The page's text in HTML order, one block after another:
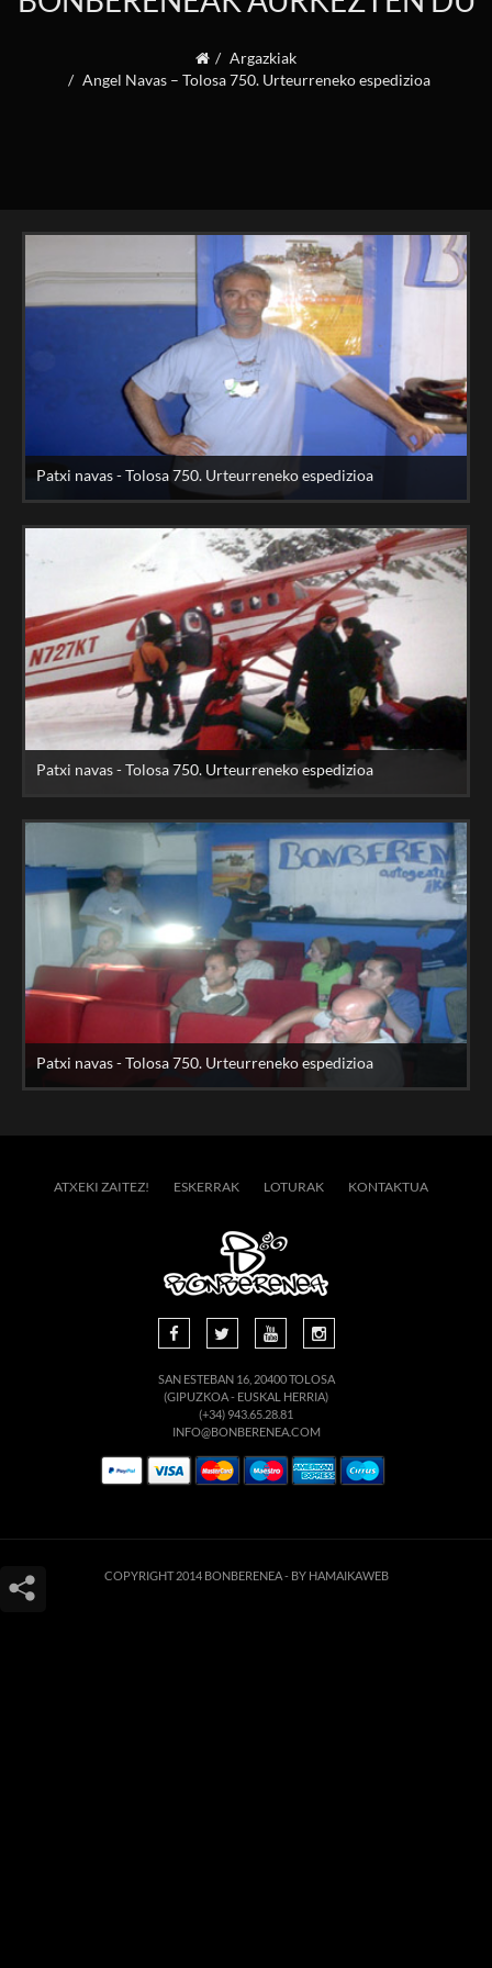
Argazkiak
Angel Navas – Tolosa 750. Urteurreneko espedizioa
Patxi navas - Tolosa 750. Urteurreneko espedizioa
Patxi navas - Tolosa 750. Urteurreneko espedizioa
Patxi navas - Tolosa 750. Urteurreneko espedizioa
ATXEKI ZAITEZ! ESKERRAK LOTURAK KONTAKTUA
SAN ESTEBAN 16, 20400 TOLOSA
(GIPUZKOA - EUSKAL HERRIA)
(+34) 943.65.28.81
INFO@BONBERENEA.COM
COPYRIGHT 2014 BONBERENEA - BY HAMAIKAWEB